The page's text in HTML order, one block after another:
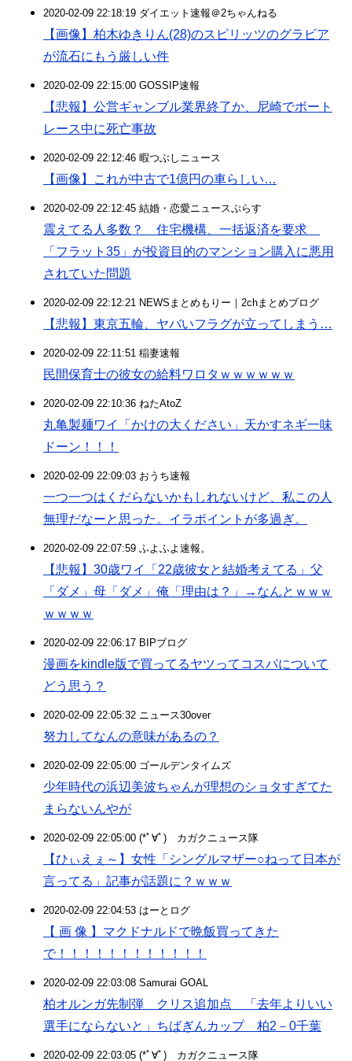
2020-02-09 22:18:19 ダイエット速報＠2ちゃんねる
【画像】柏木ゆきりん(28)のスピリッツのグラビア
が流石にもう厳しい件
2020-02-09 22:15:00 GOSSIP速報
【悲報】公営ギャンブル業界終了か、尼崎でボート
レース中に死亡事故
2020-02-09 22:12:46 暇つぶしニュース
【画像】これが中古で1億円の車らしい…
2020-02-09 22:12:45 結婚・恋愛ニュースぷらす
震えてる人多数？ 住宅機構、一括返済を要求
「フラット35」が投資目的のマンション購入に悪用
されていた問題
2020-02-09 22:12:21 NEWSまとめもりー｜2chまとめブログ
【悲報】東京五輪、ヤバいフラグが立ってしまう…
2020-02-09 22:11:51 稲妻速報
民間保育士の彼女の給料ワロタｗｗｗｗｗｗ
2020-02-09 22:10:36 ねたAtoZ
丸亀製麺ワイ「かけの大ください」天かすネギ一味
ドーン！！！
2020-02-09 22:09:03 おうち速報
一つ一つはくだらないかもしれないけど、私この人
無理だなーと思った。イラポイントが多過ぎ。
2020-02-09 22:07:59 ふよふよ速報。
【悲報】30歳ワイ「22歳彼女と結婚考えてる」父
「ダメ」母「ダメ」俺「理由は？」→なんとｗｗｗ
ｗｗｗｗ
2020-02-09 22:06:17 BIPブログ
漫画をkindle版で買ってるヤツってコスパについて
どう思う？
2020-02-09 22:05:32 ニュース30over
努力してなんの意味があるの？
2020-02-09 22:05:00 ゴールデンタイムズ
少年時代の浜辺美波ちゃんが理想のショタすぎてた
まらないんやが
2020-02-09 22:05:00 (*ﾟ∀ﾟ)ゞカガクニュース隊
【ひぃえぇ～】女性「シングルマザー○ねって日本が
言ってる」記事が話題に？ｗｗｗ
2020-02-09 22:04:53 はーとログ
【 画 像 】マクドナルドで晩飯買ってきた
で！！！！！！！！！！！！
2020-02-09 22:03:08 Samurai GOAL
柏オルンガ先制弾 クリス追加点 「去年よりいい
選手にならないと」ちばぎんカップ 柏2－0千葉
2020-02-09 22:03:05 (*ﾟ∀ﾟ)ゞカガクニュース隊